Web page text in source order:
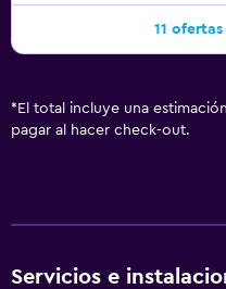
11
* El total incluye una
pagar al hacer check-out.
Servicios e